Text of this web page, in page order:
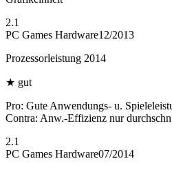
2.1
PC Games Hardware12/2013
Prozessorleistung 2014
★ gut
Pro: Gute Anwendungs- u.
Contra: Anw.-Effizienz nur
2.1
PC Games Hardware07/2014